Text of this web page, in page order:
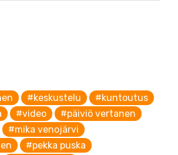
#keskustelu
#kuntoutus
#video
#päiviö vertanen
#mika venojärvi
#pekka puska